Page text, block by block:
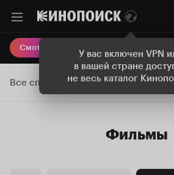
У вас включен VPN
в вашей стране
не весь каталог
Смотреть кино Онлайн-
Все списки
Фильмы